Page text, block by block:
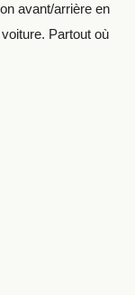
avant/arrière en
Partout où